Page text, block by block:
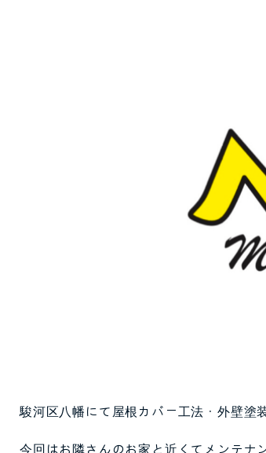
駿河区八幡にて屋根カバー工法・外壁塗
今回はお隣さんのお家と近くてメンテナ